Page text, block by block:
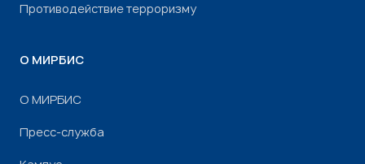
Противодействие терроризму
О МИРБИС
О МИРБИС
Пресс-служба